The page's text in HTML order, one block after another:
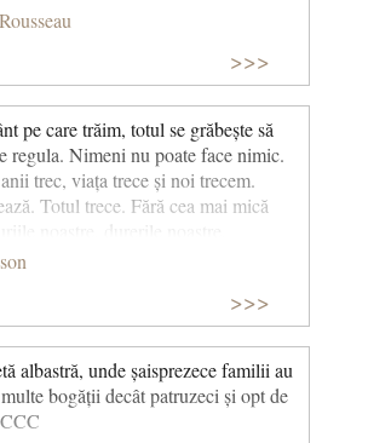
smulgând ţăruşii sau acoperind şanţul
fi strigat: “Feriți- vă de a da ascultare
Sunteţi pierduţi dacă uitaţi că
tuturor şi pământul nu este al
asupra inegalităţii dintre oameni)
>>>
pe care trăim, totul se grăbește să
regula. Nimeni nu poate face nimic.
trec, viața trece și noi trecem.
Totul trece. Fără cea mai mică
noastre, durerile noastre,
credințele noastre, limbile
și toate acestea vor trece. La fel,
noastră. Și universul? Multă
au crezut că universul este etern. Dar
secolului trecut, prin calcul și
aproape de Geneză decât majoritatea
a descoperit că, asemenea vieții, și
>>>
albastră, unde șaisprezece familii au
bogății decât patruzeci și opt de